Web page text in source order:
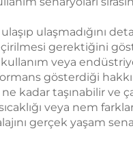
ulaşmadığını
gerektiğini
veya
gösterdiği
kadar taşınabilir ve
veya nem
gerçek yaşam